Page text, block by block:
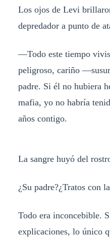
Los ojos de Levi
depredador a punto de
—Todo este tiempo
peligroso, cariño
padre. Si él no hubiera
mafia, yo no habría
años contigo.
La sangre huyó del
¿Su padre?¿Tratos con
Todo era inconcebible.
explicaciones, lo único